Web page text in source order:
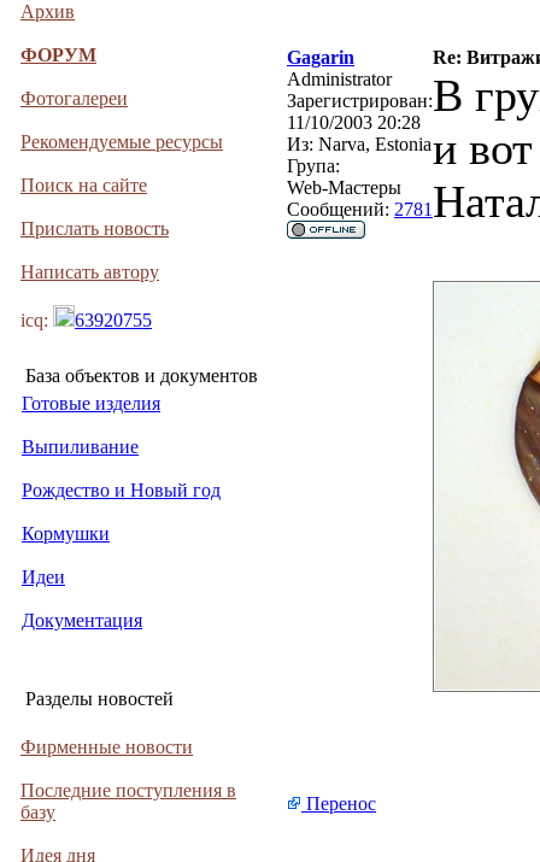
Архив
ФОРУМ
Фотогалереи
Рекомендуемые ресурсы
Поиск на сайте
Прислать новость
Написать автору
icq: 63920755
База объектов и документов
Готовые изделия
Выпиливание
Рождество и Новый год
Кормушки
Идеи
Документация
Разделы новостей
Фирменные новости
Последние поступления в
базу
Идея дня
Gagarin
Re:
Administrator
Зарегистрирован:
11/10/2003 20:28
Из: Narva, Estonia
Група:
Web-Мастеры
Сообщений: 2781
В
и
Перенос